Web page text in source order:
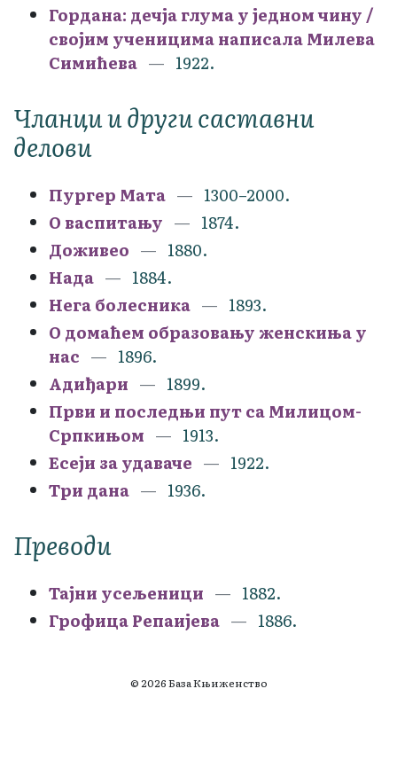
Гордана: дечја глума у једном чину /
својим ученицима написала Милева
Симићева
1922.
Чланци и други саставни
делови
Пургер Мата
1300–2000.
О васпитању
1874.
Доживео
1880.
Нада
1884.
Нега болесника
1893.
О домаћем образовању женскиња у
нас
1896.
Адиђари
1899.
Први и последњи пут са Милицом-
Српкињом
1913.
Есеји за удаваче
1922.
Три дана
1936.
Преводи
Тајни усељеници
1882.
Грофица Репаијева
1886.
© 2026 База Књиженство